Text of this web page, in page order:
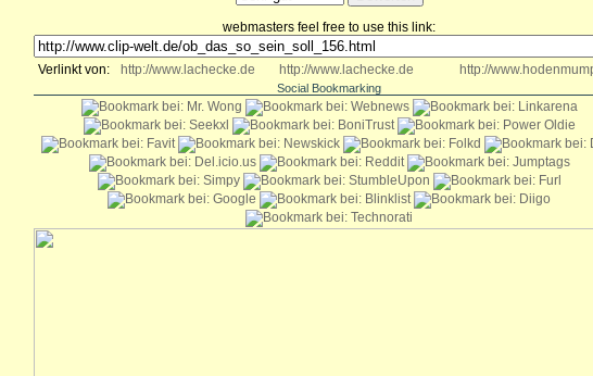
webmasters feel free to use this link:
Verlinkt von: http://www.lachecke.de http://www.lachecke.de http://
Social Bookmarking